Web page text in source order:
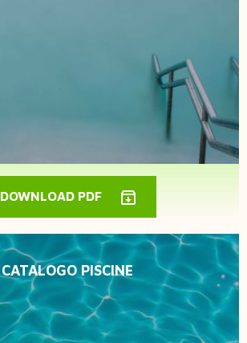
DOWNLOAD PDF
CATALOGO PISCINE